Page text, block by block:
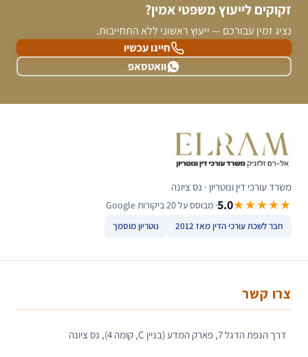
זקוקים לייעוץ משפטי אמין?
נציג זמין עבורכם — ייעוץ ראשוני ללא התחייבות.
חייגו עכשיו
וואטסאפ
משרד עורכי דין ונוטריון · נס ציונה
★★★★★
5.0· מבוסס על 20 ביקורות Google
חבר לשכת עורכי הדין מאז 2012 נוטריון מוסמך
צרו קשר
דרך הנפת הדגל 7, פארק המדע (בניין C, קומה 4), נס ציונה